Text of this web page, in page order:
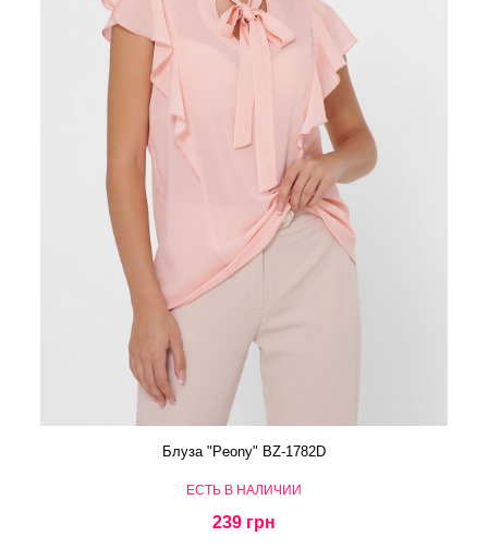
Блуза "Peony" BZ-1782D
ЕСТЬ В НАЛИЧИИ
239 грн